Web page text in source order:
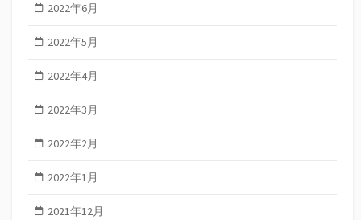
2022年6月
2022年5月
2022年4月
2022年3月
2022年2月
2022年1月
2021年12月